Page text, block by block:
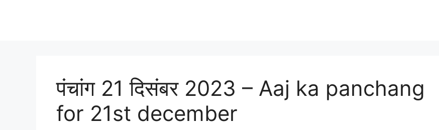
पंचांग 21 दिसंबर 2023 – Aaj ka panchang
for 21st december